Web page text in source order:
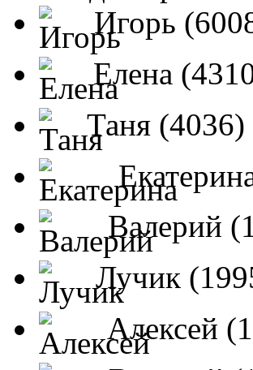
Игорь
Елена
Таня (4036)
Валерий
Лучик
Алексей